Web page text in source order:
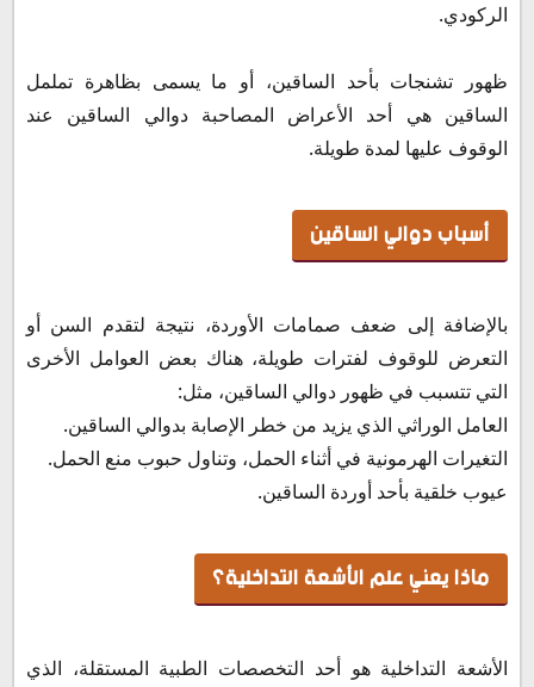
الركودي.
ظهور تشنجات بأحد الساقين، أو ما يسمى بظاهرة تململ
الساقين هي أحد الأعراض المصاحبة دوالي الساقين عند
الوقوف عليها لمدة طويلة.
أسباب دوالي الساقين
بالإضافة إلى ضعف صمامات الأوردة، نتيجة لتقدم السن أو
التعرض للوقوف لفترات طويلة، هناك بعض العوامل الأخرى
التي تتسبب في ظهور دوالي الساقين، مثل:
العامل الوراثي الذي يزيد من خطر الإصابة بدوالي الساقين.
التغيرات الهرمونية في أثناء الحمل، وتناول حبوب منع الحمل.
عيوب خلقية بأحد أوردة الساقين.
ماذا يعني علم الأشعة التداخلية؟
الأشعة التداخلية هو أحد التخصصات الطبية المستقلة، الذي